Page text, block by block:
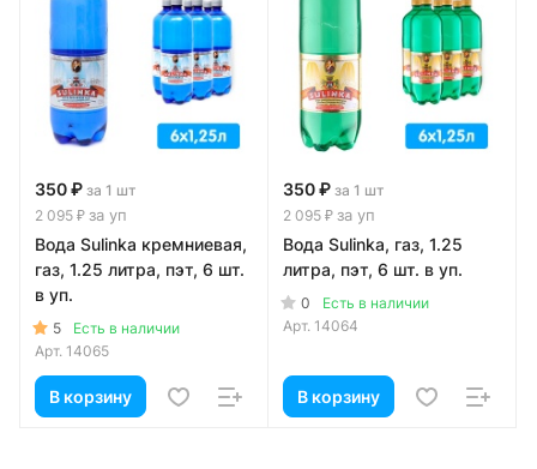
350 ₽ за 1 шт
2 095 ₽ за уп
Вода Sulinka кремниевая,
газ, 1.25 литра, пэт, 6 шт.
в уп.
5
Есть в наличии
Арт. 14065
В корзину
350 ₽ за 1 шт
2 095 ₽ за уп
Вода Sulinka, газ, 1.25
литра, пэт, 6 шт. в уп.
0
Есть в наличии
Арт. 14064
В корзину